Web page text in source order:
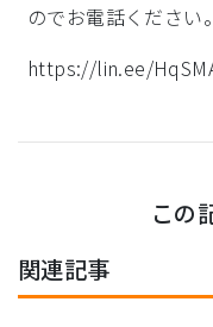
のでお電話ください。
https://lin.ee/
この
関連記事